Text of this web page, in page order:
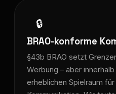
🔒
BRAO-konforme
§43b BRAO setzt
Werbung – aber
erheblichen Spielraum